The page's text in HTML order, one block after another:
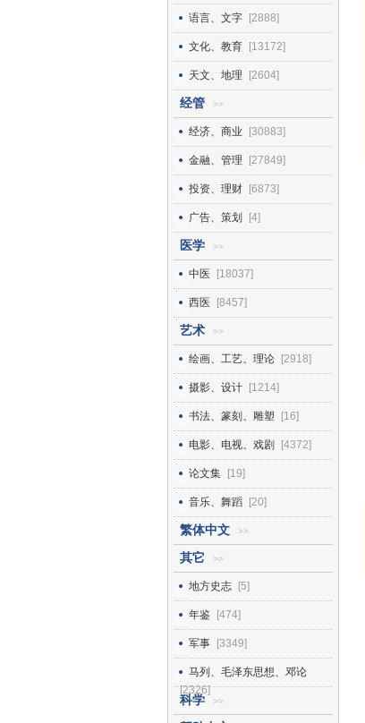
语言、文字 [2888]
文化、教育 [13172]
天文、地理 [2604]
经管 >>
经济、商业 [30883]
金融、管理 [27849]
投资、理财 [6873]
广告、策划 [4]
医学 >>
中医 [18037]
西医 [8457]
艺术 >>
绘画、工艺、理论 [2918]
摄影、设计 [1214]
书法、篆刻、雕塑 [16]
电影、电视、戏剧 [4372]
论文集 [19]
音乐、舞蹈 [20]
繁体中文 >>
其它 >>
地方史志 [5]
年鉴 [474]
军事 [3349]
马列、毛泽东思想、邓论
[2326]
科学 >>